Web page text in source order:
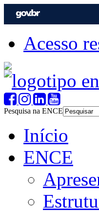
Acesso
Pesquisa na ENCE
Início
ENCE